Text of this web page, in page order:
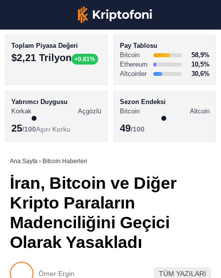
Youtube
Pinterest
BİTCOİN HABERLERİ
ALTCOİN HABERLERİ
SÖZLÜK
Toplam Piyasa Değeri
$2,21 Trilyon +0.81%
Pay Tablosu
Bitcoin
58,9%
Ethereum
10,5%
Altcoinler
30,6%
Yatırımcı Duygusu
Korkak
Açgözlü
25/100Aşırı Korku
Sezon Endeksi
Bitcoin
Altcoin
49/100
Ana Sayfa › Bitcoin Haberleri
İran, Bitcoin ve Diğer
Kripto Paraların
Madenciliğini Geçici
Olarak Yasakladı
Ömer Ergin TÜM YAZILARI